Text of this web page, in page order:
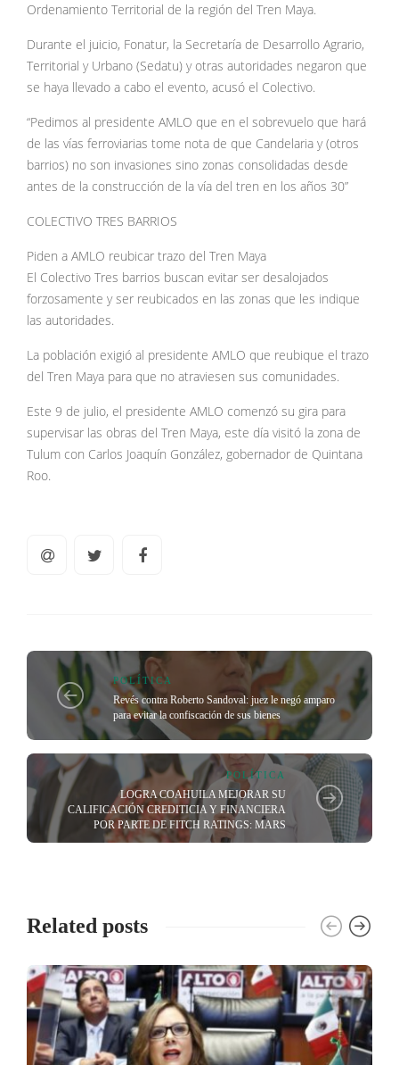
Ordenamiento Territorial de la región del Tren Maya.
Durante el juicio, Fonatur, la Secretaría de Desarrollo Agrario,
Territorial y Urbano (Sedatu) y otras autoridades negaron que
se haya llevado a cabo el evento, acusó el Colectivo.
“Pedimos al presidente AMLO que en el sobrevuelo que hará
de las vías ferroviarias tome nota de que Candelaria y (otros
barrios) no son invasiones sino zonas consolidadas desde
antes de la construcción de la vía del tren en los años 30”
COLECTIVO TRES BARRIOS
Piden a AMLO reubicar trazo del Tren Maya
El Colectivo Tres barrios buscan evitar ser desalojados
forzosamente y ser reubicados en las zonas que les indique
las autoridades.
La población exigió al presidente AMLO que reubique el trazo
del Tren Maya para que no atraviesen sus comunidades.
Este 9 de julio, el presidente AMLO comenzó su gira para
supervisar las obras del Tren Maya, este día visitó la zona de
Tulum con Carlos Joaquín González, gobernador de Quintana
Roo.
POLÍTICA
Revés contra Roberto Sandoval: juez le negó amparo
para evitar la confiscación de sus bienes
POLÍTICA
LOGRA COAHUILA MEJORAR SU
CALIFICACIÓN CREDITICIA Y FINANCIERA
POR PARTE DE FITCH RATINGS: MARS
Related posts